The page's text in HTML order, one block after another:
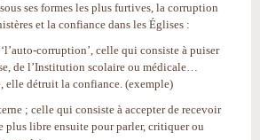
ses formes les plus furtives, la corruption
et la confiance dans les Églises :
corruption’, celle qui consiste à puiser
de l’Institution scolaire ou médicale…
elle détruit la confiance. (exemple)
; celle qui consiste à accepter de recevoir
plus libre ensuite pour parler, critiquer ou